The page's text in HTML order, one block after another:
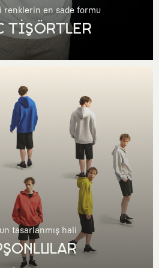
renklerin en sade formu
TİŞÖRTLER
tasarlanmış hali